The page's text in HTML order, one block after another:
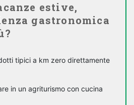
estive,
gastronomica
tipici a km zero direttamente
in un agriturismo con cucina